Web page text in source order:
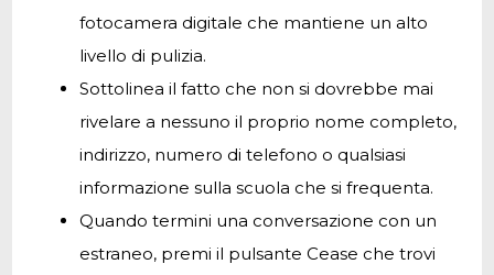
fotocamera digitale che mantiene un alto
livello di pulizia.
Sottolinea il fatto che non si dovrebbe mai
rivelare a nessuno il proprio nome completo,
indirizzo, numero di telefono o qualsiasi
informazione sulla scuola che si frequenta.
Quando termini una conversazione con un
estraneo, premi il pulsante Cease che trovi